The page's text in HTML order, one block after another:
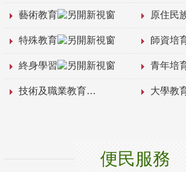
藝術教育 原住民
特殊教育 師資培
終身學習 青年培
技術及職業教育 大學教
便民服務